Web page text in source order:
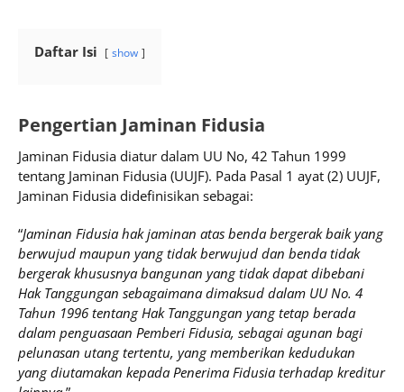
Daftar Isi show
Pengertian Jaminan Fidusia
Jaminan Fidusia diatur dalam UU No, 42 Tahun 1999
tentang Jaminan Fidusia (UUJF). Pada Pasal 1 ayat (2) UUJF,
Jaminan Fidusia didefinisikan sebagai:
“Jaminan Fidusia hak jaminan atas benda bergerak baik yang
berwujud maupun yang tidak berwujud dan benda tidak
bergerak khususnya bangunan yang tidak dapat dibebani
Hak Tanggungan sebagaimana dimaksud dalam UU No. 4
Tahun 1996 tentang Hak Tanggungan yang tetap berada
dalam penguasaan Pemberi Fidusia, sebagai agunan bagi
pelunasan utang tertentu, yang memberikan kedudukan
yang diutamakan kepada Penerima Fidusia terhadap kreditur